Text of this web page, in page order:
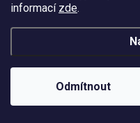
informací zde.
Odmítnout